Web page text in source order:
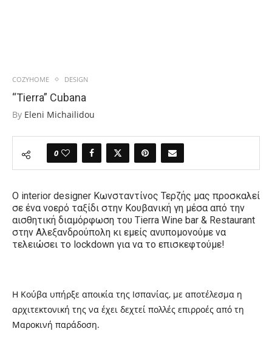
COZYHOME DESIGN
“Tierra” Cubana
By Eleni Michailidou
0
Ο interior designer Κωνσταντίνος Τερζής μας προσκαλεί
σε ένα νοερό ταξίδι στην Κουβανική γη μέσα από την
αισθητική διαμόρφωση του Tierra Wine bar & Restaurant
στην Αλεξανδρούπολη κι εμείς ανυπομονούμε να
τελειώσει το lockdown για να το επισκεφτούμε!
H Κούβα υπήρξε αποικία της Ισπανίας, με αποτέλεσμα η
αρχιτεκτονική της να έχει δεχτεί πολλές επιρροές από τη
Μαροκινή παράδοση.